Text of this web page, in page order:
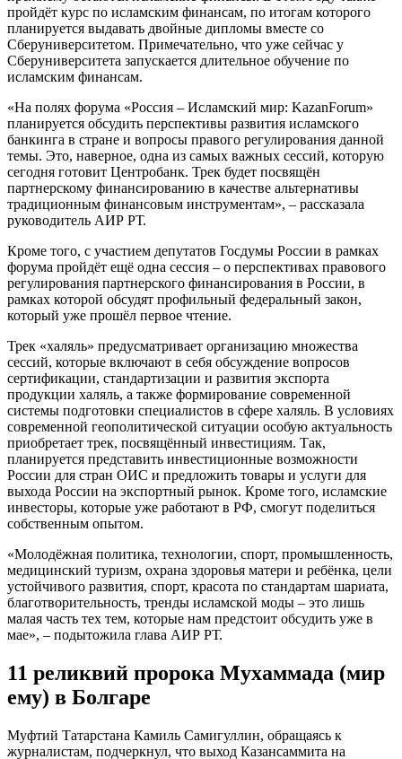
пройдёт курс по исламским финансам, по итогам которого
планируется выдавать двойные дипломы вместе со
Сберуниверситетом. Примечательно, что уже сейчас у
Сберуниверситета запускается длительное обучение по
исламским финансам.
«На полях форума «Россия – Исламский мир: KazanForum»
планируется обсудить перспективы развития исламского
банкинга в стране и вопросы правого регулирования данной
темы. Это, наверное, одна из самых важных сессий, которую
сегодня готовит Центробанк. Трек будет посвящён
партнерскому финансированию в качестве альтернативы
традиционным финансовым инструментам», – рассказала
руководитель АИР РТ.
Кроме того, с участием депутатов Госдумы России в рамках
форума пройдёт ещё одна сессия – о перспективах правового
регулирования партнерского финансирования в России, в
рамках которой обсудят профильный федеральный закон,
который уже прошёл первое чтение.
Трек «халяль» предусматривает организацию множества
сессий, которые включают в себя обсуждение вопросов
сертификации, стандартизации и развития экспорта
продукции халяль, а также формирование современной
системы подготовки специалистов в сфере халяль. В условиях
современной геополитической ситуации особую актуальность
приобретает трек, посвящённый инвестициям. Так,
планируется представить инвестиционные возможности
России для стран ОИС и предложить товары и услуги для
выхода России на экспортный рынок. Кроме того, исламские
инвесторы, которые уже работают в РФ, смогут поделиться
собственным опытом.
«Молодёжная политика, технологии, спорт, промышленность,
медицинский туризм, охрана здоровья матери и ребёнка, цели
устойчивого развития, спорт, красота по стандартам шариата,
благотворительность, тренды исламской моды – это лишь
малая часть тех тем, которые нам предстоит обсудить уже в
мае», – подытожила глава АИР РТ.
11 реликвий пророка Мухаммада (мир
ему) в Болгаре
Муфтий Татарстана Камиль Самигуллин, обращаясь к
журналистам, подчеркнул, что выход Казансаммита на